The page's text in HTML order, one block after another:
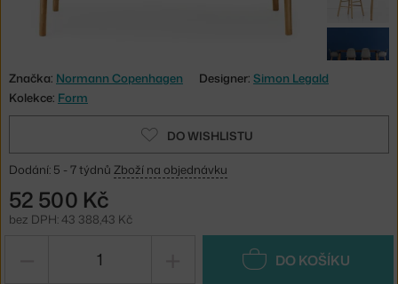
Značka: Normann Copenhagen Designer: Simon Legald
Kolekce: Form
DO WISHLISTU
Dodání: 5 - 7 týdnů Zboží na objednávku
52 500 Kč
bez DPH: 43 388,43 Kč
DO KOŠÍKU